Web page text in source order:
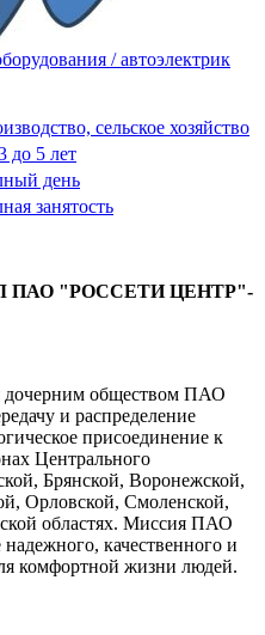
/ автоэлектрик
сельское хозяйство
до 5 лет
день
занятость
ПАО "РОССЕТИ ЦЕНТР"-
дочерним обществом ПАО
и распределение
присоединение к
Центрального
Брянской, Воронежской,
Орловской, Смоленской,
областях. Миссия ПАО
качественного и
комфортной жизни людей.